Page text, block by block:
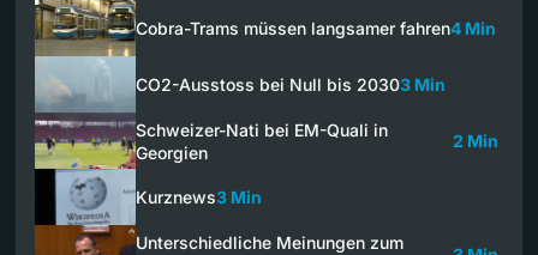
Cobra-Trams müssen langsamer fahren4 Min
CO2-Ausstoss bei Null bis 20303 Min
Schweizer-Nati bei EM-Quali in
Georgien
2 Min
Kurznews3 Min
Unterschiedliche Meinungen zum